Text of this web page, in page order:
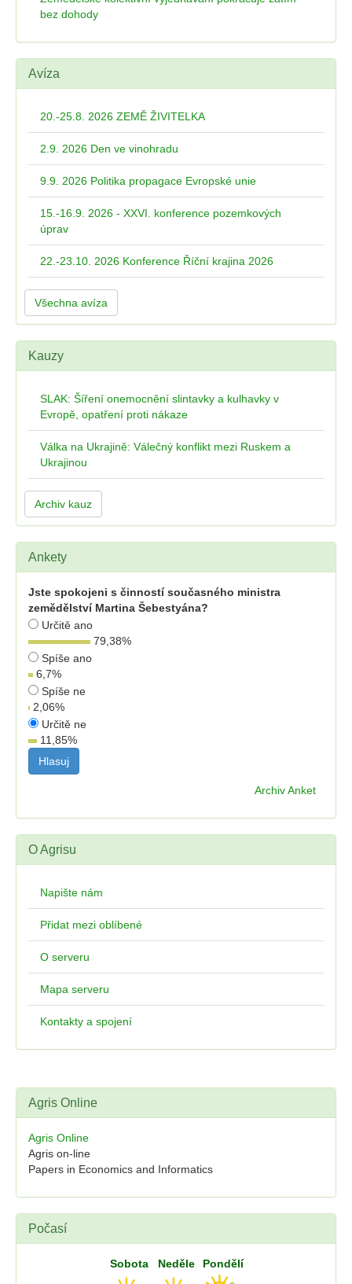
bez dohody
Avíza
20.-25.8. 2026 ZEMĚ ŽIVITELKA
2.9. 2026 Den ve vinohradu
9.9. 2026 Politika propagace Evropské unie
15.-16.9. 2026 - XXVI. konference pozemkových
úprav
22.-23.10. 2026 Konference Říční krajina 2026
Všechna avíza
Kauzy
SLAK: Šíření onemocnění slintavky a kulhavky v
Evropě, opatření proti nákaze
Válka na Ukrajině: Válečný konflikt mezi Ruskem a
Ukrajinou
Archiv kauz
Ankety
Jste spokojeni s činností současného ministra
zemědělství Martina Šebestyána?
Určitě ano
79,38%
Spíše ano
6,7%
Spíše ne
2,06%
Určitě ne
11,85%
Archiv Anket
O Agrisu
Napište nám
Přidat mezi oblíbené
O serveru
Mapa serveru
Kontakty a spojení
Agris Online
Agris Online
Agris on-line
Papers in Economics and Informatics
Počasí
Sobota Neděle Pondělí